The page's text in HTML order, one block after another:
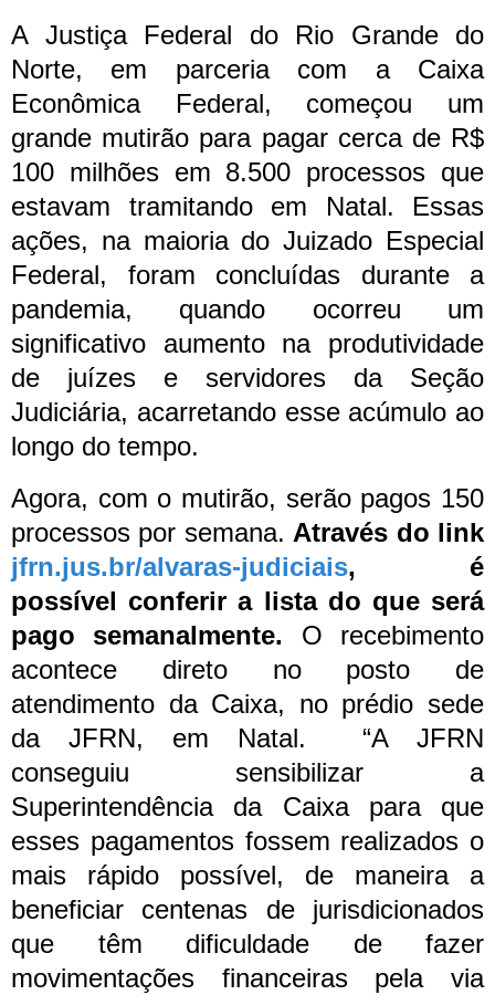
A Justiça Federal do Rio Grande do
Norte, em parceria com a Caixa
Econômica Federal, começou um
grande mutirão para pagar cerca de R$
100 milhões em 8.500 processos que
estavam tramitando em Natal. Essas
ações, na maioria do Juizado Especial
Federal, foram concluídas durante a
pandemia, quando ocorreu um
significativo aumento na produtividade
de juízes e servidores da Seção
Judiciária, acarretando esse acúmulo ao
longo do tempo.
Agora, com o mutirão, serão pagos 150
processos por semana. Através do link
jfrn.jus.br/alvaras-judiciais, é
possível conferir a lista do que será
pago semanalmente. O recebimento
acontece direto no posto de
atendimento da Caixa, no prédio sede
da JFRN, em Natal.“A JFRN
conseguiu sensibilizar a
Superintendência da Caixa para que
esses pagamentos fossem realizados o
mais rápido possível, de maneira a
beneficiar centenas de jurisdicionados
que têm dificuldade de fazer
movimentações financeiras pela via